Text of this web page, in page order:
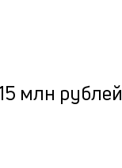
млн рублей